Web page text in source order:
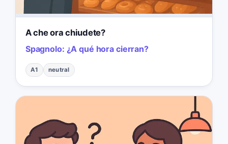
A che ora chiudete?
Spagnolo: ¿A qué hora cierran?
A1 neutral